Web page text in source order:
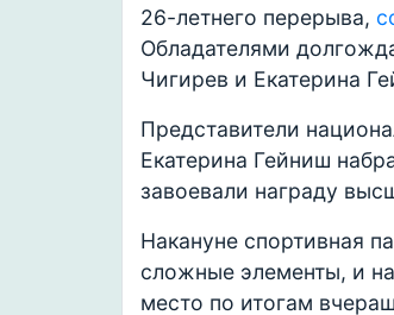
26-летнего перерыва,
Обладателями
Чигирев и Екатерина
Представители
Екатерина Гейниш
завоевали награду
Накануне спортивная
сложные элементы, и
место по итогам